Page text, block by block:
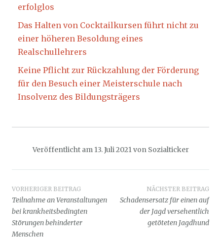
erfolglos
Das Halten von Cocktailkursen führt nicht zu
einer höheren Besoldung eines
Realschullehrers
Keine Pflicht zur Rückzahlung der Förderung
für den Besuch einer Meisterschule nach
Insolvenz des Bildungsträgers
Veröffentlicht am 13. Juli 2021von Sozialticker
Beitragsnavigation
VORHERIGER BEITRAG
Teilnahme an Veranstaltungen
bei krankheitsbedingten
Störungen behinderter
Menschen
NÄCHSTER BEITRAG
Schadensersatz für einen auf
der Jagd versehentlich
getöteten Jagdhund